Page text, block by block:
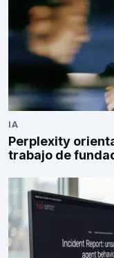
IA
Perplexity
trabajo de